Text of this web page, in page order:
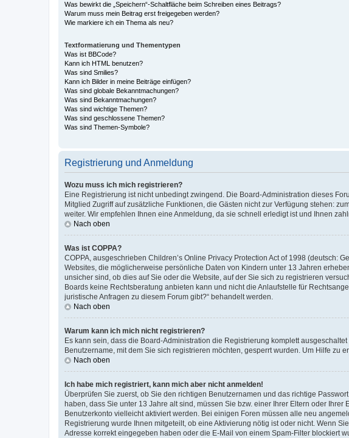
Was bewirkt die „Speichern“-Schaltfläche beim Schreiben eines Beitrags?
Warum muss mein Beitrag erst freigegeben werden?
Wie markiere ich ein Thema als neu?
Textformatierung und Thementypen
Was ist BBCode?
Kann ich HTML benutzen?
Was sind Smilies?
Kann ich Bilder in meine Beiträge einfügen?
Was sind globale Bekanntmachungen?
Was sind Bekanntmachungen?
Was sind wichtige Themen?
Was sind geschlossene Themen?
Was sind Themen-Symbole?
Registrierung und Anmeldung
Wozu muss ich mich registrieren?
Eine Registrierung ist nicht unbedingt zwingend. Die Board-Administration dieses
Mitglied Zugriff auf zusätzliche Funktionen, die Gästen nicht zur Verfügung stehen:
weiter. Wir empfehlen Ihnen eine Anmeldung, da sie schnell erledigt ist und Ihnen
Nach oben
Was ist COPPA?
COPPA, ausgeschrieben Children’s Online Privacy Protection Act of 1998 (deutsch:
Websites, die möglicherweise persönliche Daten von Kindern unter 13 Jahren
unsicher sind, ob dies auf Sie oder die Website, auf der Sie sich zu registrieren
Boards keine Rechtsberatung anbieten kann und nicht die Anlaufstelle für
juristische Anfragen zu diesem Forum gibt?“ behandelt werden.
Nach oben
Warum kann ich mich nicht registrieren?
Es kann sein, dass die Board-Administration die Registrierung komplett
Benutzername, mit dem Sie sich registrieren möchten, gesperrt wurden. Um Hilfe zu
Nach oben
Ich habe mich registriert, kann mich aber nicht anmelden!
Überprüfen Sie zuerst, ob Sie den richtigen Benutzernamen und das richtige
haben, dass Sie unter 13 Jahre alt sind, müssen Sie bzw. einer Ihrer Eltern oder
Benutzerkonto vielleicht aktiviert werden. Bei einigen Foren müssen alle neu
Registrierung wurde Ihnen mitgeteilt, ob eine Aktivierung nötig ist oder nicht. Wenn
Adresse korrekt eingegeben haben oder die E-Mail von einem Spam-Filter blockiert